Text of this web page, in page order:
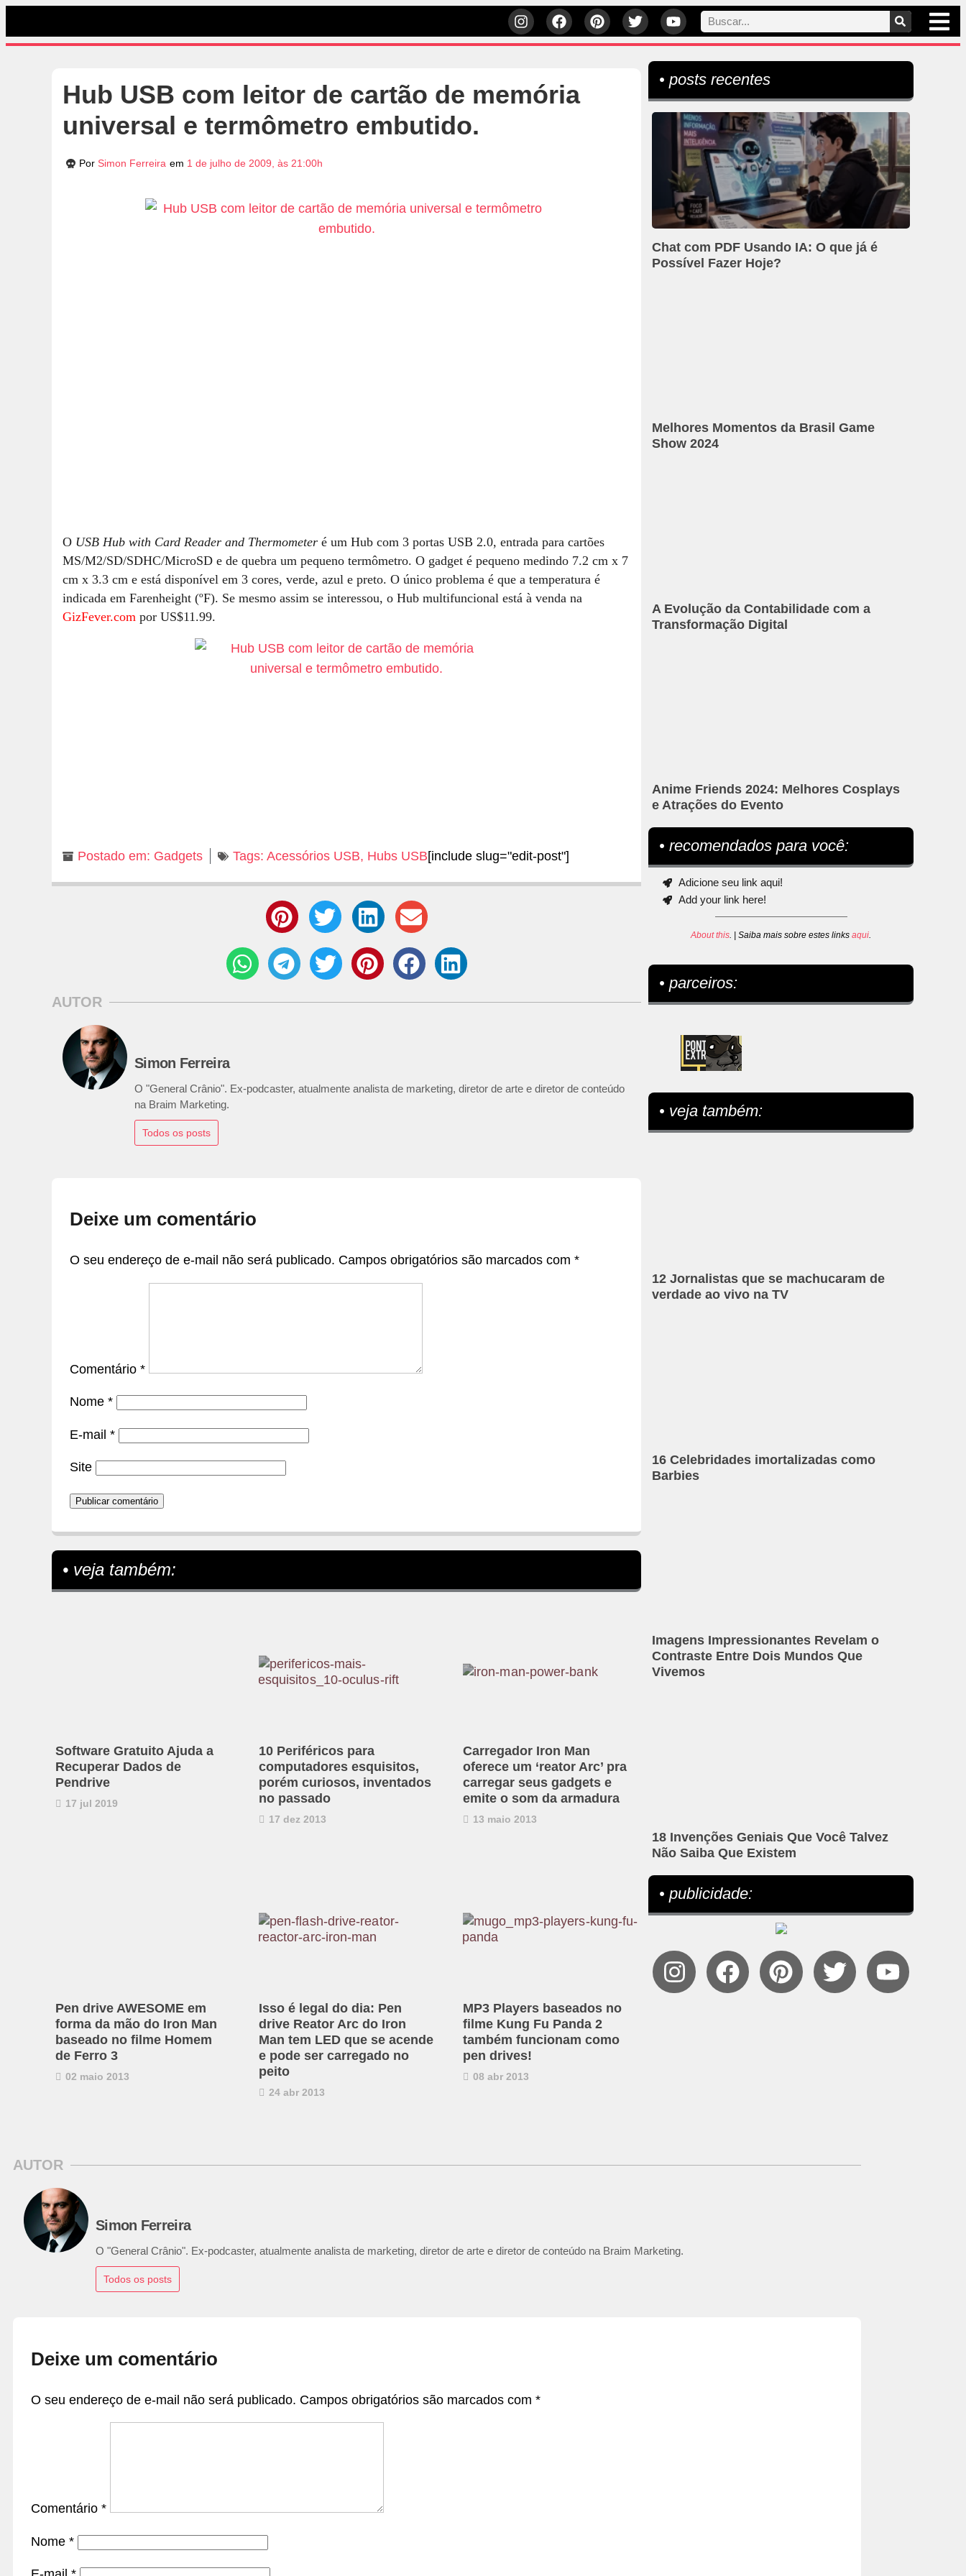
Hub USB com leitor de cartão de memória
universal e termômetro embutido.
Por Simon Ferreira em 1 de julho de 2009, às 21:00h
O USB Hub with Card Reader and Thermometer é um Hub com 3 portas USB 2.0, entrada para cartões
MS/M2/SD/SDHC/MicroSD e de quebra um pequeno termômetro. O gadget é pequeno medindo 7.2 cm x 7
cm x 3.3 cm e está disponível em 3 cores, verde, azul e preto. O único problema é que a temperatura é
indicada em Farenheight (ºF). Se mesmo assim se interessou, o Hub multifuncional está à venda na
GizFever.com por US$11.99.
Postado em: Gadgets Tags: Acessórios USB, Hubs USB[include slug="edit-post"]
AUTOR
Simon Ferreira
O "General Crânio". Ex-podcaster, atualmente analista de marketing, diretor de arte e diretor de conteúdo
na Braim Marketing.
Todos os posts
Deixe um comentário
O seu endereço de e-mail não será publicado. Campos obrigatórios são marcados com *
Comentário *
Nome *
E-mail *
Site
• veja também:
Software Gratuito Ajuda a
Recuperar Dados de
Pendrive
17 jul 2019
10 Periféricos para
computadores esquisitos,
porém curiosos, inventados
no passado
17 dez 2013
Carregador Iron Man
oferece um ‘reator Arc’ pra
carregar seus gadgets e
emite o som da armadura
13 maio 2013
Pen drive AWESOME em
forma da mão do Iron Man
baseado no filme Homem
de Ferro 3
02 maio 2013
Isso é legal do dia: Pen
drive Reator Arc do Iron
Man tem LED que se acende
e pode ser carregado no
peito
24 abr 2013
MP3 Players baseados no
filme Kung Fu Panda 2
também funcionam como
pen drives!
08 abr 2013
• posts recentes
Chat com PDF Usando IA: O que já é
Possível Fazer Hoje?
Melhores Momentos da Brasil Game
Show 2024
A Evolução da Contabilidade com a
Transformação Digital
Anime Friends 2024: Melhores Cosplays
e Atrações do Evento
• recomendados para você:
Adicione seu link aqui!
Add your link here!
About this. | Saiba mais sobre estes linksaqui.
• parceiros:
• veja também:
12 Jornalistas que se machucaram de
verdade ao vivo na TV
16 Celebridades imortalizadas como
Barbies
Imagens Impressionantes Revelam o
Contraste Entre Dois Mundos Que
Vivemos
18 Invenções Geniais Que Você Talvez
Não Saiba Que Existem
• publicidade:
AUTOR
Simon Ferreira
O "General Crânio". Ex-podcaster, atualmente analista de marketing, diretor de arte e diretor de conteúdo na Braim Marketing.
Todos os posts
Deixe um comentário
O seu endereço de e-mail não será publicado. Campos obrigatórios são marcados com *
Comentário *
Nome *